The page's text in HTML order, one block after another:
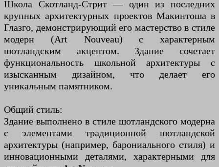
Школа Скотланд-Стрит — один из последних
крупных архитектурных проектов Макинтоша в
Глазго, демонстрирующий его мастерство в стиле
модерн (Art Nouveau) с характерным
шотландским акцентом. Здание сочетает
функциональность школьной архитектуры с
изысканным дизайном, что делает его
уникальным памятником.
Общий стиль:
Здание выполнено в стиле шотландского модерна
с элементами традиционной шотландской
архитектуры (например, барониального стиля) и
инновационными деталями, характерными для